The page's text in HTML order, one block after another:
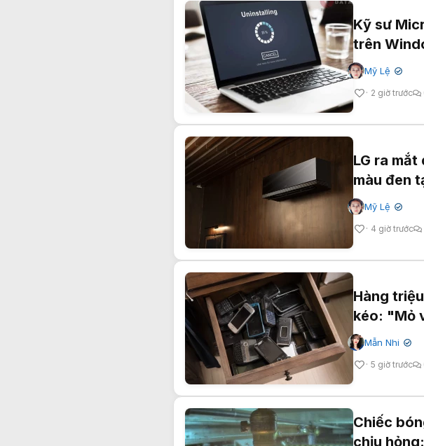
Kỹ sư
trên
Mỹ Lệ ✔
2 giờ trước
LG ra
màu đen
Mỹ Lệ ✔
4 giờ trước
Hàng
kéo: "Mỏ
Mẫn Nhi ✔
5 giờ trước
Chiếc
chịu